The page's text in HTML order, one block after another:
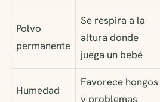
Polvo
permanente
Se respira a la
altura donde
juega un bebé
Humedad
Favorece hongos
y problemas